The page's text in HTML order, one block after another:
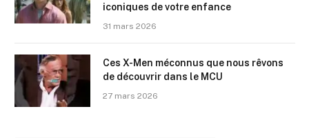
iconiques de votre enfance
31 mars 2026
Ces X-Men méconnus que nous rêvons
de découvrir dans le MCU
27 mars 2026